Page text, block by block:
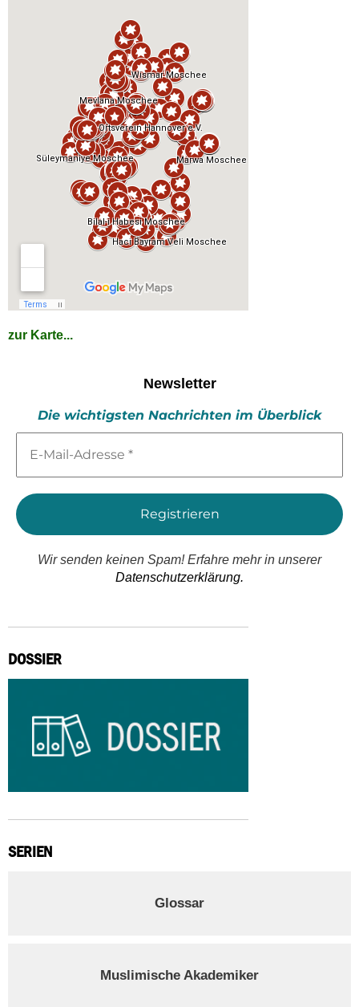
zur Karte...
Newsletter
Die wichtigsten Nachrichten im Überblick
Mail-
*
Wir senden keinen Spam! Erfahre mehr in unserer
Datenschutzerklärung.
DOSSIER
SERIEN
Glossar
Muslimische Akademiker